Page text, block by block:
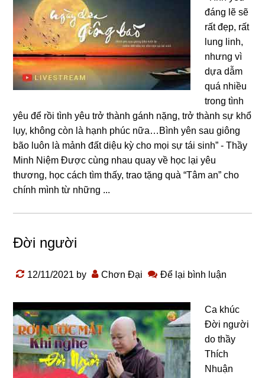
đáng lẽ sẽ
rất đẹp, rất
lung linh,
nhưng vì
dựa dẫm
quá nhiều
trong tình
yêu để rồi tình yêu trở thành gánh nặng, trở thành sự khổ
lụy, không còn là hạnh phúc nữa…Bình yên sau giông
bão luôn là mảnh đất diệu kỳ cho mọi sự tái sinh” - Thầy
Minh Niệm Được cùng nhau quay về học lại yêu
thương, học cách tìm thấy, trao tặng quà “Tâm an” cho
chính mình từ những ...
Đời người
12/11/2021 by Chơn Đại Để lại bình luận
Ca khúc
Đời người
do thầy
Thích
Nhuận